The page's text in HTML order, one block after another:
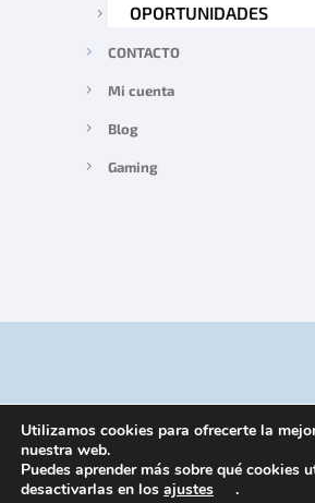
OPORTUNIDADES
CONTACTO
Mi cuenta
Blog
Gaming
Utilizamos cookies para ofrecerte la
nuestra web.
Puedes aprender más sobre qué cookies
desactivarlas en los ajustes .